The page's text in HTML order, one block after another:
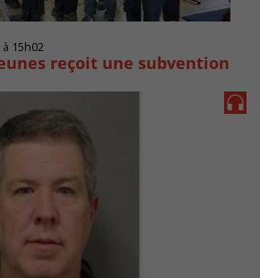
15h02
reçoit une subvention